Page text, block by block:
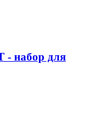
- набор для